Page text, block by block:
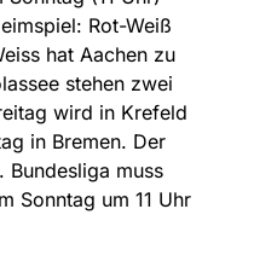
Rot-Weiß
hat Aachen zu
stehen zwei
wird in Krefeld
in Bremen. Der
Bundesliga muss
Sonntag um 11 Uhr